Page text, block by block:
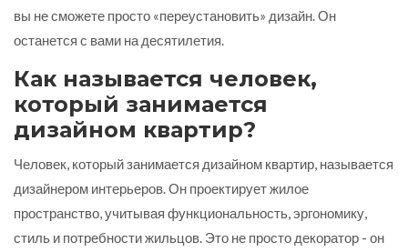
вы не сможете просто «переустановить» дизайн. Он
останется с вами на десятилетия.
Как называется человек,
который занимается
дизайном квартир?
Человек, который занимается дизайном квартир, называется
дизайнером интерьеров. Он проектирует жилое
пространство, учитывая функциональность, эргономику,
стиль и потребности жильцов. Это не просто декоратор - он